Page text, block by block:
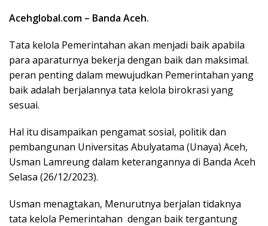
Acehglobal.com – Banda Aceh.
Tata kelola Pemerintahan akan menjadi baik apabila
para aparaturnya bekerja dengan baik dan maksimal.
peran penting dalam mewujudkan Pemerintahan yang
baik adalah berjalannya tata kelola birokrasi yang
sesuai.
Hal itu disampaikan pengamat sosial, politik dan
pembangunan Universitas Abulyatama (Unaya) Aceh,
Usman Lamreung dalam keterangannya di Banda Aceh
Selasa (26/12/2023).
Usman menagtakan, Menurutnya berjalan tidaknya
tata kelola Pemerintahan dengan baik tergantung